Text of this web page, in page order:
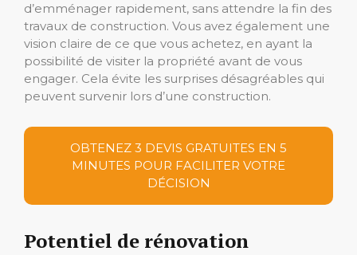
d’emménager rapidement, sans attendre la fin des
travaux de construction. Vous avez également une
vision claire de ce que vous achetez, en ayant la
possibilité de visiter la propriété avant de vous
engager. Cela évite les surprises désagréables qui
peuvent survenir lors d’une construction.
OBTENEZ 3 DEVIS GRATUITES EN 5
MINUTES POUR FACILITER VOTRE
DÉCISION
Potentiel de rénovation